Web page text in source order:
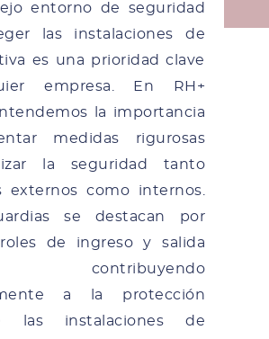
entorno de seguridad
las instalaciones de
es una prioridad clave
empresa. En RH+
la importancia
medidas rigurosas
la seguridad tanto
externos como internos.
se destacan por
de ingreso y salida
contribuyendo
a la protección
las instalaciones de